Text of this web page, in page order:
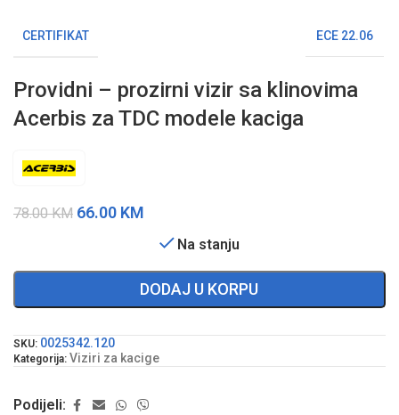
CERTIFIKAT ECE 22.06
Providni – prozirni vizir sa klinovima
Acerbis za TDC modele kaciga
78.00KM 66.00 KM
Na stanju
DODAJ U KORPU
SKU: 0025342.120
Kategorija: Viziri za kacige
Podijeli: